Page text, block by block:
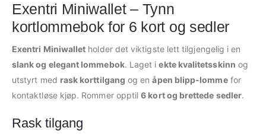
Exentri Miniwallet – Tynn
kortlommebok for 6 kort og sedler
Exentri Miniwallet holder det viktigste lett tilgjengelig i en
slank og elegant lommebok. Laget iekte kvalitetsskinn og
utstyrt med rask korttilgang og enåpen blipp-lommefor
kontaktløse kjøp. Rommer opptil6 kort og brettede sedler.
Rask tilgang